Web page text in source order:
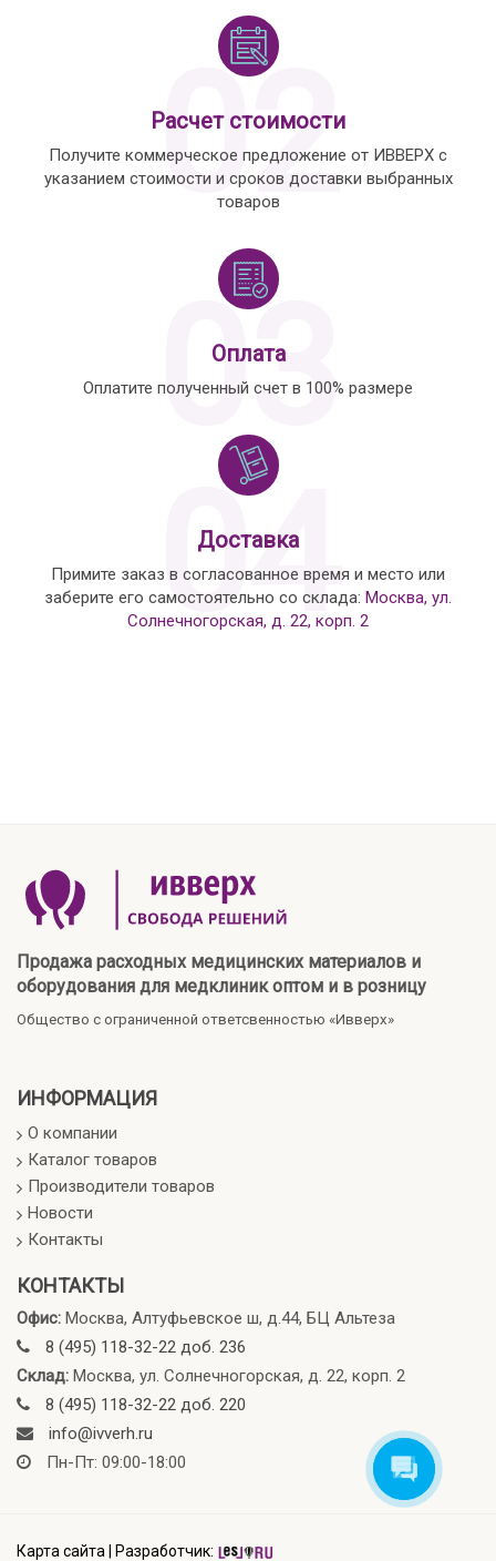
02
Расчет стоимости
Получите коммерческое предложение от ИВВЕРХ с
указанием стоимости и сроков доставки выбранных
товаров
03
Оплата
Оплатите полученный счет в 100% размере
04
Доставка
Примите заказ в согласованное время и место или
заберите его самостоятельно со склада: Москва, ул.
Солнечногорская, д. 22, корп. 2
Продажа расходных медицинских материалов и
оборудования для медклиник оптом и в розницу
Общество с ограниченной ответсвенностью «Ивверх»
ИНФОРМАЦИЯ
О компании
Каталог товаров
Производители товаров
Новости
Контакты
КОНТАКТЫ
Офис: Москва, Алтуфьевское ш, д.44, БЦ Альтеза
8 (495) 118-32-22 доб. 236
Склад: Москва, ул. Солнечногорская, д. 22, корп. 2
8 (495) 118-32-22 доб. 220
info@ivverh.ru
Пн-Пт: 09:00-18:00
Карта сайта Разработчик: